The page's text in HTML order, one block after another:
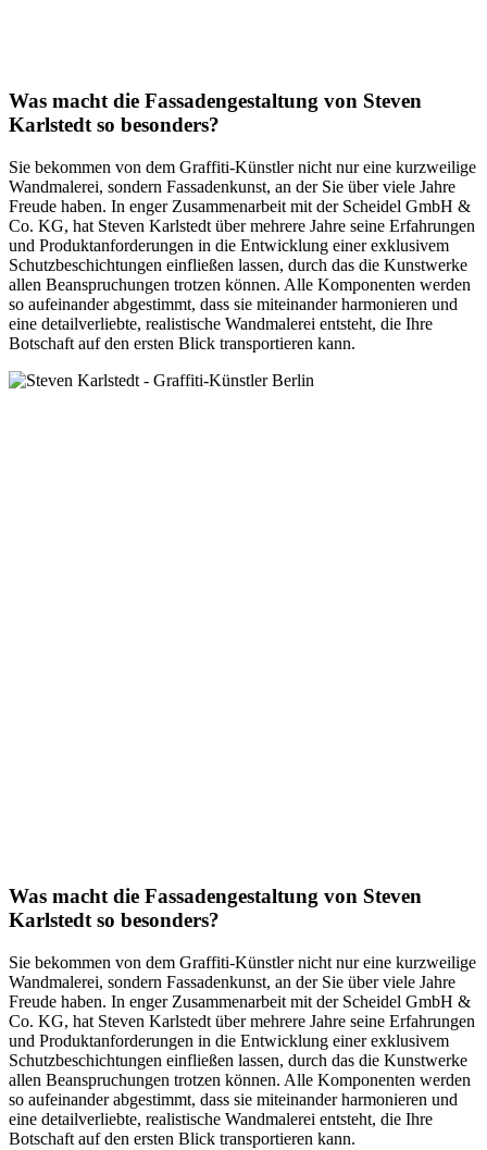
Was macht die Fassadengestaltung von Steven
Karlstedt so besonders?
Sie bekommen von dem Graffiti-Künstler nicht nur eine kurzweilige
Wandmalerei, sondern Fassadenkunst, an der Sie über viele Jahre
Freude haben. In enger Zusammenarbeit mit der Scheidel GmbH &
Co. KG, hat Steven Karlstedt über mehrere Jahre seine Erfahrungen
und Produktanforderungen in die Entwicklung einer exklusivem
Schutzbeschichtungen einfließen lassen, durch das die Kunstwerke
allen Beanspruchungen trotzen können. Alle Komponenten werden
so aufeinander abgestimmt, dass sie miteinander harmonieren und
eine detailverliebte, realistische Wandmalerei entsteht, die Ihre
Botschaft auf den ersten Blick transportieren kann.
Was macht die Fassadengestaltung von Steven
Karlstedt so besonders?
Sie bekommen von dem Graffiti-Künstler nicht nur eine kurzweilige
Wandmalerei, sondern Fassadenkunst, an der Sie über viele Jahre
Freude haben. In enger Zusammenarbeit mit der Scheidel GmbH &
Co. KG, hat Steven Karlstedt über mehrere Jahre seine Erfahrungen
und Produktanforderungen in die Entwicklung einer exklusivem
Schutzbeschichtungen einfließen lassen, durch das die Kunstwerke
allen Beanspruchungen trotzen können. Alle Komponenten werden
so aufeinander abgestimmt, dass sie miteinander harmonieren und
eine detailverliebte, realistische Wandmalerei entsteht, die Ihre
Botschaft auf den ersten Blick transportieren kann.